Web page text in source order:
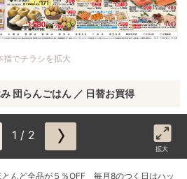
指でチラシを拡大
らんごはん ／ 日替お買得
1 / 2
拡大
とんど全品が５％OFF 毎月8のつく日はハッ